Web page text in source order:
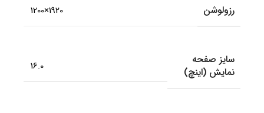
رزولوشن 1920×1200
سایز صفحه
نمایش (اینچ)
16.0